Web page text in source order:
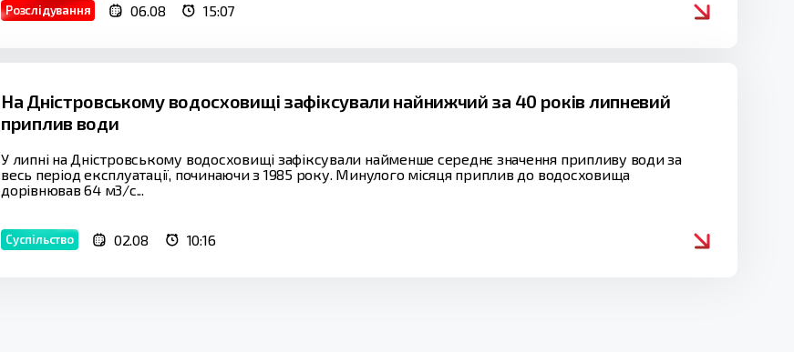
Розслідування 06.08 15:07
На Дністровському водосховищі зафіксували найнижчий за 40 років липневий
приплив води
У липні на Дністровському водосховищі зафіксували найменше середнє значення припливу води за
весь період експлуатації, починаючи з 1985 року. Минулого місяця приплив до водосховища
дорівнював 64 м3/с...
Суспільство 02.08 10:16